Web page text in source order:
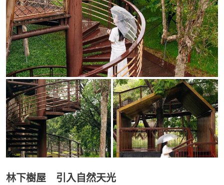
林下樹屋 引入自然天光